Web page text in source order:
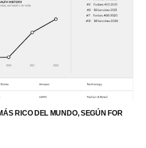
RICO DEL MUNDO, SEGÚN FOR